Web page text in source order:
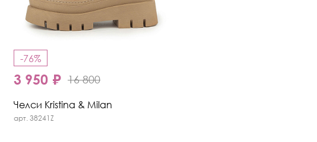
-76%
3 950 ₽ 16 800
Челси Kristina & Milan
арт. 38241Z